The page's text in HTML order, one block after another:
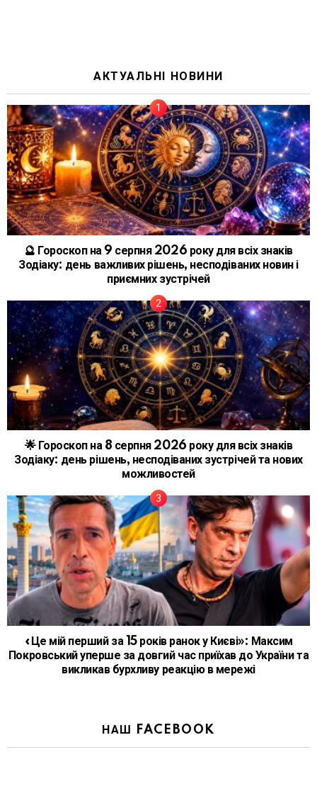
АКТУАЛЬНІ НОВИНИ
🔮 Гороскоп на 9 серпня 2026 року для всіх знаків
Зодіаку: день важливих рішень, несподіваних новин і
приємних зустрічей
🌟 Гороскоп на 8 серпня 2026 року для всіх знаків
Зодіаку: день рішень, несподіваних зустрічей та нових
можливостей
«Це мій перший за 15 років ранок у Києві»: Максим
Покровський уперше за довгий час приїхав до України та
викликав бурхливу реакцію в мережі
НАШ FACEBOOK